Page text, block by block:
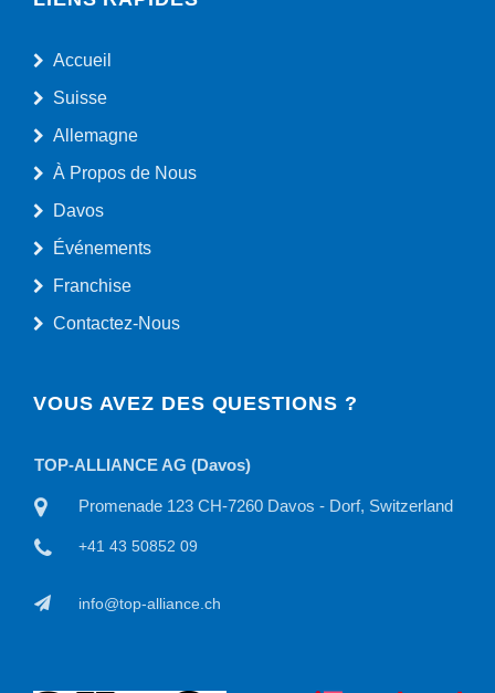
Accueil
Suisse
Allemagne
À Propos de Nous
Davos
Événements
Franchise
Contactez-Nous
VOUS AVEZ DES QUESTIONS ?
AG (Davos)
123 CH-7260 Davos - Dorf, Switzerland
43 50852 09
alliance.ch